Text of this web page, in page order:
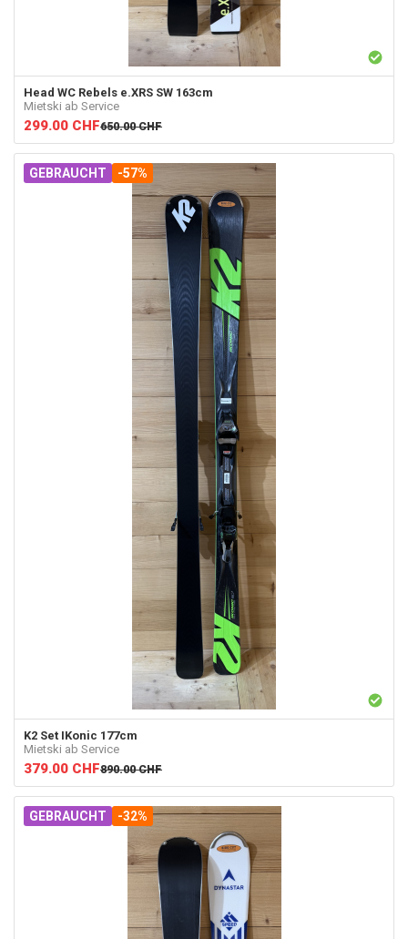
Head WC Rebels e.XRS SW 163cm
Mietski ab Service
299.00 CHF650.00 CHF
GEBRAUCHT -57%
K2 Set IKonic 177cm
Mietski ab Service
379.00 CHF890.00 CHF
GEBRAUCHT -32%